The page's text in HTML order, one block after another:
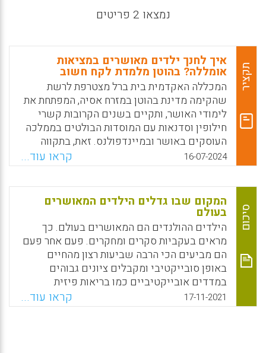
נמצאו 2 פריטים
תקציר
איך לחנך ילדים מאושרים במציאות
אומללה? בהוטן מלמדת לקח חשוב
המכללה האקדמית בית ברל מצטרפת לרשת
שהקימה מדינת בהוטן במזרח אסיה, המפתחת את
לימודי האושר, ותקיים בשנים הקרובות קשרי
חילופין וסדנאות עם המוסדות הבולטים בממלכה
העוסקים באושר ובמיינדפולנס. זאת, בתקווה
שההמשגה החדשה של הערכת איכות החינוך
תיקלט גם בישראל – לא רק אצל אנשי החינוך
אלא גם בקרב מקבלי ההחלטות, וכתוצאה מכך
ישקיעו מאמצים ומשאבים בשיפור הרווחה
הכוללת של הלומדים. נשיאת המכללה, פרופ' יולי
תמיר, חזרה מביקור לימודי בבהוטן, וחלקה
מרשמיה בעיתון "הארץ". לפניכם עיקרי הדברים:
WhatsApp
Facebook
Email
X
16-07-2024 קראו עוד...
סיכום
המקום שבו גדלים הילדים המאושרים
בעולם
הילדים ההולנדים הם המאושרים בעולם. כך
מראים בעקביות סקרים ומחקרים. פעם אחר פעם
הם מביעים הכי הרבה שביעות רצון מהחיים
באופן סובייקטיבי ומקבלים ציונים גבוהים
במדדים אובייקטיביים כמו בריאות פיזית
ונפשית. הולנד אינה עשירה בהשוואה למדינות
מפותחות אחרות, והיא המדינה הצפופה באירופה
17-11-2021 קראו עוד...